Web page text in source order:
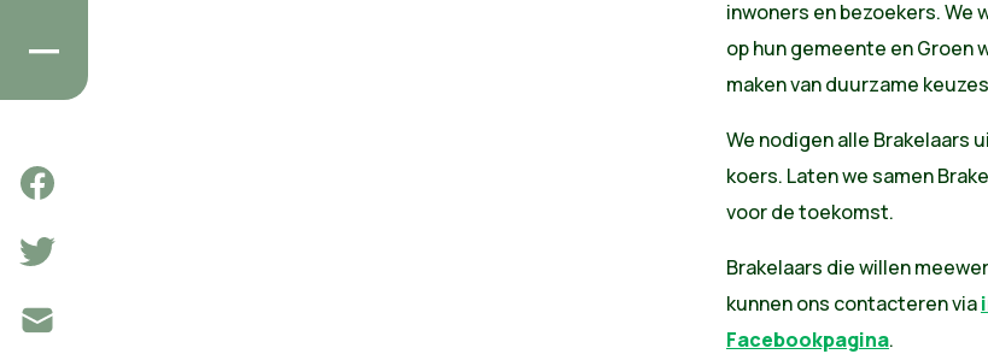
inwoners en bezoekers. We
op hun gemeente en Groen
maken van duurzame
We nodigen alle Brakelaars
koers. Laten we samen
voor de toekomst.
Brakelaars die willen
kunnen ons contacteren via
Facebookpagina.